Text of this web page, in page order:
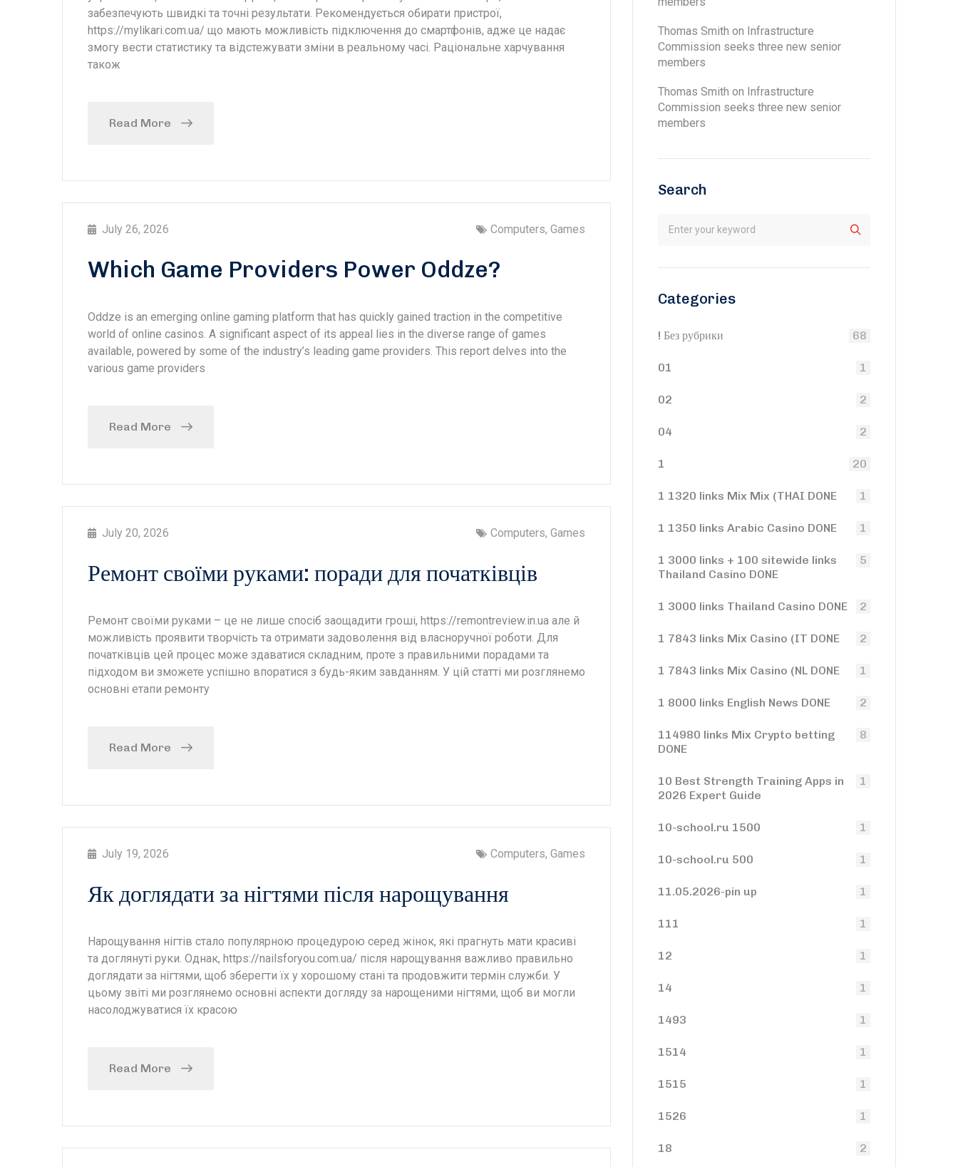
забезпечують швидкі та точні результати. Рекомендується обирати пристрої,
https://mylikari.com.ua/ що мають можливість підключення до смартфонів, адже це надає
змогу вести статистику та відстежувати зміни в реальному часі. Раціональне харчування
також
Read More
July 26, 2026 Computers, Games
Which Game Providers Power Oddze?
Oddze is an emerging online gaming platform that has quickly gained traction in the competitive
world of online casinos. A significant aspect of its appeal lies in the diverse range of games
available, powered by some of the industry’s leading game providers. This report delves into the
various game providers
Read More
July 20, 2026 Computers, Games
Ремонт своїми руками: поради для початківців
Ремонт своїми руками – це не лише спосіб заощадити гроші, https://remontreview.in.ua але й
можливість проявити творчість та отримати задоволення від власноручної роботи. Для
початківців цей процес може здаватися складним, проте з правильними порадами та
підходом ви зможете успішно впоратися з будь-яким завданням. У цій статті ми розглянемо
основні етапи ремонту
Read More
July 19, 2026 Computers, Games
Як доглядати за нігтями після нарощування
Нарощування нігтів стало популярною процедурою серед жінок, які прагнуть мати красиві
та доглянуті руки. Однак, https://nailsforyou.com.ua/ після нарощування важливо правильно
доглядати за нігтями, щоб зберегти їх у хорошому стані та продовжити термін служби. У
цьому звіті ми розглянемо основні аспекти догляду за нарощеними нігтями, щоб ви могли
насолоджуватися їх красою
Read More
Thomas Smith on Infrastructure
Commission seeks three new senior
members
Thomas Smith on Infrastructure
Commission seeks three new senior
members
Search
Categories
! Без рубрики 68
01 1
02 2
04 2
1 20
1 1320 links Mix Mix (THAI DONE 1
1 1350 links Arabic Casino DONE 1
1 3000 links + 100 sitewide links
Thailand Casino DONE
5
1 3000 links Thailand Casino DONE 2
1 7843 links Mix Casino (IT DONE 2
1 7843 links Mix Casino (NL DONE 1
1 8000 links English News DONE 2
114980 links Mix Crypto betting
DONE
8
10 Best Strength Training Apps in
2026 Expert Guide
1
10-school.ru 1500 1
10-school.ru 500 1
11.05.2026-pin up 1
111 1
12 1
14 1
1493 1
1514 1
1515 1
1526 1
18 2